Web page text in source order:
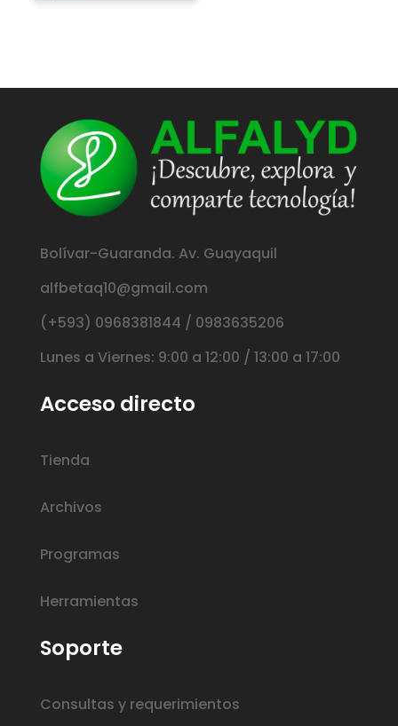
Bolívar-Guaranda. Av. Guayaquil
alfbetaq10@gmail.com
(+593) 0968381844 / 0983635206
Lunes a Viernes: 9:00 a 12:00 / 13:00 a 17:00
Acceso directo
Tienda
Archivos
Programas
Herramientas
Soporte
Consultas y requerimientos